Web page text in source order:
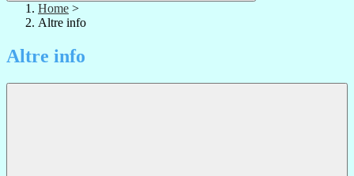
Home >
Altre info
Altre info